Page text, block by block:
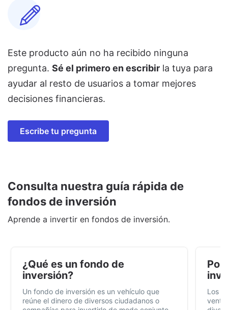
Este producto aún no ha recibido ninguna
pregunta. Sé el primero en escribir la tuya para
ayudar al resto de usuarios a tomar mejores
decisiones financieras.
Escribe tu pregunta
Consulta nuestra guía rápida de
fondos de inversión
Aprende a invertir en fondos de inversión.
¿Qué es un fondo de
inversión?
Un fondo de inversión es un vehículo que
reúne el dinero de diversos ciudadanos o
Por
Los